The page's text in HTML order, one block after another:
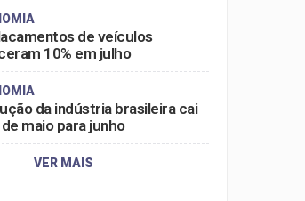
de veículos
10% em julho
da indústria brasileira cai
de maio para junho
VER MAIS